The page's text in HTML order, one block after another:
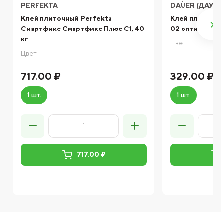
PERFEKTA
Клей плиточный Perfekta
Смартфикс Смартфикс Плюс C1, 40
кг
Цвет:
717.00 ₽
1 шт.
717.00 ₽
DAÜER
Клей
02 оптимум
Цвет:
329.00 ₽
1 шт.